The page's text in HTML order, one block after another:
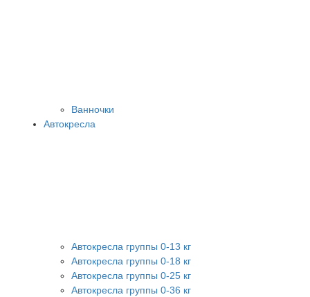
Ванночки
Автокресла
Автокресла группы 0-13 кг
Автокресла группы 0-18 кг
Автокресла группы 0-25 кг
Автокресла группы 0-36 кг